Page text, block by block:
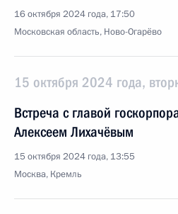
16 октября 2024 года, 17:50
Московская область, Ново-Огарёво
15 октября 2024 года,
Встреча с главой
Алексеем Лихачёвым
15 октября 2024 года, 13:55
Москва, Кремль